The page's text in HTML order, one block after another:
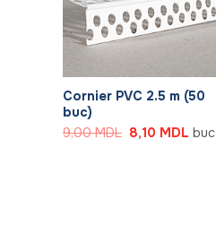
Cornier PVC 2.5 m (50
buc)
9,00MDL Prețul
inițial
8,10 MDL Prețul
buc